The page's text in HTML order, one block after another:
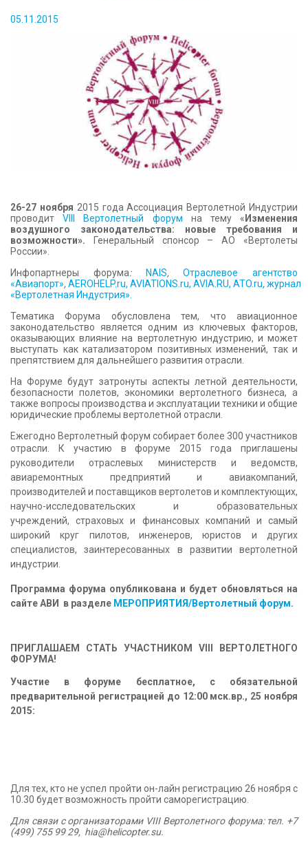
КОНТАКТЫ
05.11.2015
26-27 ноября 2015 года Ассоциация Вертолетной Индустрии
проводитVIII Вертолетный форум на тему «Изменения
воздушного законодательства: новые требования и
возможности». Генеральный спонсор – АО «Вертолеты
России».
Инфопартнеры форума: NAIS,Отраслевое агентство
«Авиапорт»,AEROHELP.ru, AVIATIONS.ru, AVIA.RU, ATO.ru,журнал
«Вертолетная Индустрия».
Тематика Форума обусловлена тем, что авиационное
законодательство является одним из ключевых факторов,
оказывающих влияние на вертолетную индустрию, и может
выступать как катализатором позитивных изменений, так и
препятствием для дальнейшего развития отрасли.
На Форуме будут затронуты аспекты летной деятельности,
безопасности полетов, экономики вертолетного бизнеса, а
также вопросы производства и эксплуатации техники и общие
юридические проблемы вертолетной отрасли.
Ежегодно Вертолетный форум собирает более 300 участников
отрасли. К участию в форуме 2015 года приглашены
руководители отраслевых министерств и ведомств,
авиаремонтных предприятий и авиакомпаний,
производителей и поставщиков вертолетов и комплектующих,
научно-исследовательских и образовательных
учреждений, страховых и финансовых компаний и самый
широкий круг пилотов, инженеров, юристов и других
специалистов, заинтересованных в развитии вертолетной
индустрии.
Программа форума опубликована и будет обновляться на
сайте АВИ в разделе МЕРОПРИЯТИЯ/Вертолетный форум.
ПРИГЛАШАЕМ СТАТЬ УЧАСТНИКОМ VIII ВЕРТОЛЕТНОГО
ФОРУМА!
Участие в форуме бесплатное, с обязательной
предварительной регистрацией до 12:00 мск.вр., 25 ноября
2015:
Для тех, кто не успел пройти он-лайн регистрацию 26 ноября с
10.30 будет возможность пройти саморегистрацию.
Для связи с организаторами VIII Вертолетного форума: тел. +7
(499) 755 99 29, hia@helicopter.su.